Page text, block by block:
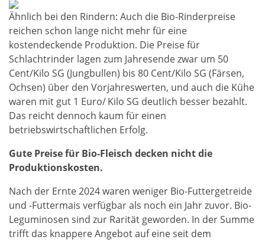
Ähnlich bei den Rindern: Auch die Bio-Rinderpreise
reichen schon lange nicht mehr für eine
kostendeckende Produktion. Die Preise für
Schlachtrinder lagen zum Jahresende zwar um 50
Cent/Kilo SG (Jungbullen) bis 80 Cent/Kilo SG (Färsen,
Ochsen) über den Vorjahreswerten, und auch die Kühe
waren mit gut 1 Euro/ Kilo SG deutlich besser bezahlt.
Das reicht dennoch kaum für einen
betriebswirtschaftlichen Erfolg.
Gute Preise für Bio-Fleisch decken nicht die
Produktionskosten.
Nach der Ernte 2024 waren weniger Bio-Futtergetreide
und -Futtermais verfügbar als noch ein Jahr zuvor. Bio-
Leguminosen sind zur Rarität geworden. In der Summe
trifft das knappere Angebot auf eine seit dem